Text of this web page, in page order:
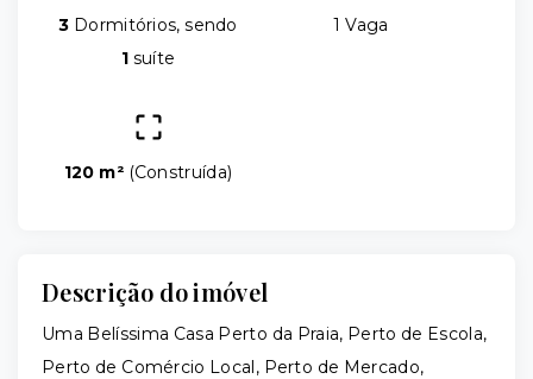
3 Dormitórios, sendo
1 suíte
1 Vaga
120 m² (Construída)
Descrição do imóvel
Uma Belíssima Casa Perto da Praia, Perto de Escola,
Perto de Comércio Local, Perto de Mercado,